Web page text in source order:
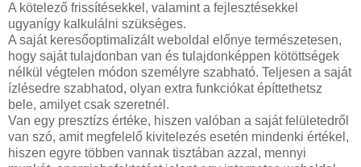
A kötelező frissítésekkel, valamint a fejlesztésekkel
ugyanígy kalkulálni szükséges.
A saját keresőoptimalizált weboldal előnye természetesen,
hogy saját tulajdonban van és tulajdonképpen kötöttségek
nélkül végtelen módon személyre szabható. Teljesen a saját
ízlésedre szabhatod, olyan extra funkciókat építtethetsz
bele, amilyet csak szeretnél.
Van egy presztízs értéke, hiszen valóban a saját felületedről
van szó, amit megfelelő kivitelezés esetén mindenki értékel,
hiszen egyre többen vannak tisztában azzal, mennyi